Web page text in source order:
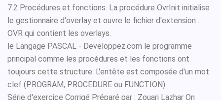
7.2 Procédures et fonctions. La procédure OvrInit initialise
le gestionnaire d'overlay et ouvre le fichier d'extension .
OVR qui contient les overlays.
le Langage PASCAL - Developpez.com le programme
principal comme les procédures et les fonctions ont
toujours cette structure. L'entête est composée d'un mot
clef (PROGRAM, PROCEDURE ou FUNCTION)
Série d'exercice Corrigé Préparé par : Zouari Lazhar On